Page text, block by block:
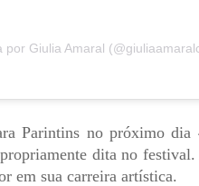
Giulia Amaral
Parintins no próximo
dita no
em sua carreira artística.